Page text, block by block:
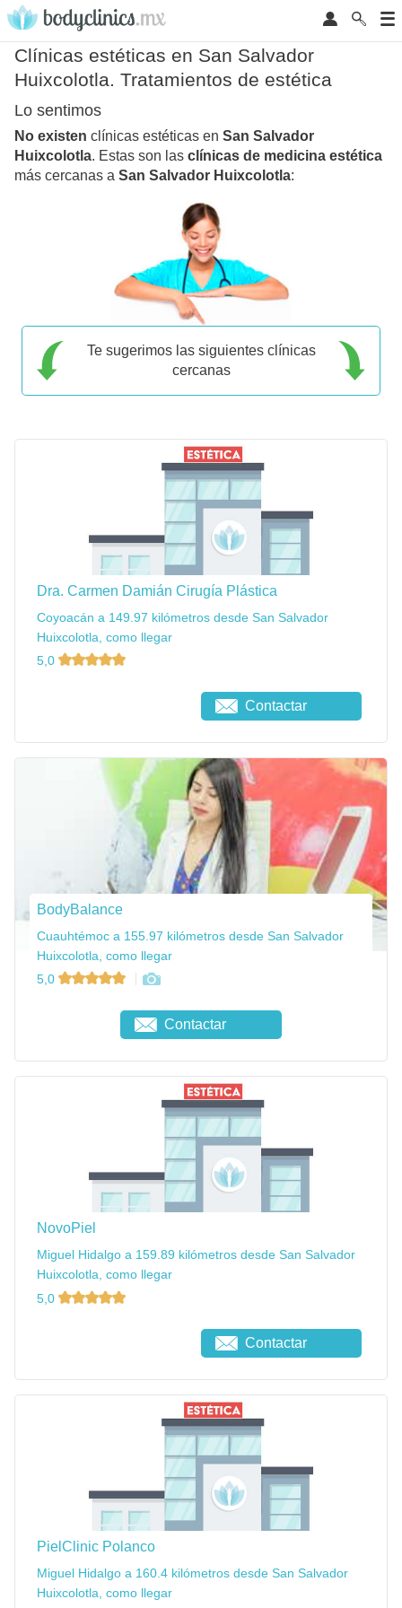
Clínicas estéticas en San Salvador
Huixcolotla. Tratamientos de estética
Lo sentimos
No existen clínicas estéticas en San Salvador
Huixcolotla. Estas son las clínicas de medicina estética
más cercanas a San Salvador Huixcolotla:
Te sugerimos las siguientes clínicas
cercanas
Dra. Carmen Damián Cirugía Plástica
Coyoacán a 149.97 kilómetros desde San Salvador
Huixcolotla, como llegar
5,0
Contactar
BodyBalance
Cuauhtémoc a 155.97 kilómetros desde San Salvador
Huixcolotla, como llegar
5,0
Contactar
NovoPiel
Miguel Hidalgo a 159.89 kilómetros desde San Salvador
Huixcolotla, como llegar
5,0
Contactar
PielClinic Polanco
Miguel Hidalgo a 160.4 kilómetros desde San Salvador
Huixcolotla, como llegar